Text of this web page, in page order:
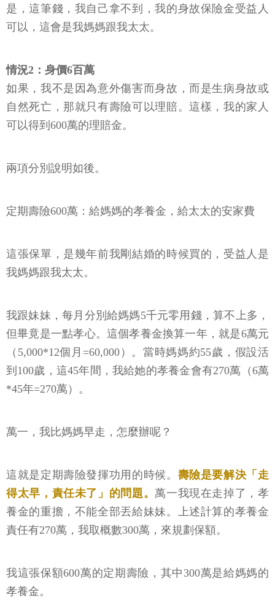
是，這筆錢，我自己拿不到，我的身故保險金受益人
可以，這會是我媽媽跟我太太。
情況2：身價6百萬
如果，我不是因為意外傷害而身故，而是生病身故或
自然死亡，那就只有壽險可以理賠。這樣，我的家人
可以得到600萬的理賠金。
兩項分別說明如後。
定期壽險600萬：給媽媽的孝養金，給太太的安家費
這張保單，是幾年前我剛結婚的時候買的，受益人是
我媽媽跟我太太。
我跟妹妹，每月分別給媽媽5千元零用錢，算不上多，
但畢竟是一點孝心。這個孝養金換算一年，就是6萬元
（5,000*12個月=60,000）。當時媽媽約55歲，假設活
到100歲，這45年間，我給她的孝養金會有270萬（6萬
*45年=270萬）。
萬一，我比媽媽早走，怎麼辦呢？
這就是定期壽險發揮功用的時候。 壽險是要解決「走
得太早，責任未了」的問題。萬一我現在走掉了，孝
養金的重擔，不能全部丟給妹妹。上述計算的孝養金
責任有270萬，我取概數300萬，來規劃保額。
我這張保額600萬的定期壽險，其中300萬是給媽媽的
孝養金。